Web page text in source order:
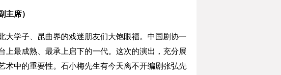
主席）
学子、昆曲界的戏迷朋友们大饱眼福。中国剧协一
最成熟、最承上启下的一代。这次的演出，充分展
术中的重要性。石小梅先生有今天离不开编剧张弘先